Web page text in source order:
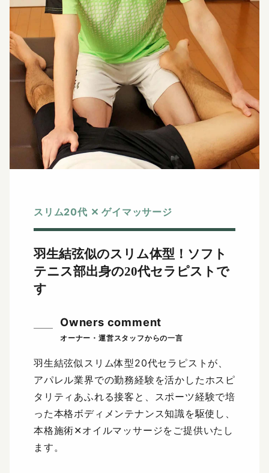
スリム20代 ✕ ゲイマッサージ
羽生結弦似のスリム体型！ ソフト
テニス部出身の20代セラピストで
す
Owners comment
羽生結弦似スリム体型20代セラピストが、
アパレル業界での勤務経験を活かしたホスピ
タリティあふれる接客と、スポーツ経験で培
った本格ボディメンテナンス知識を駆使し、
本格施術✕オイルマッサージをご提供いたし
ます。